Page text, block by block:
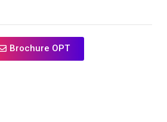
Brochure OPT